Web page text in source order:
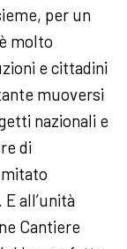
per un
molto
e cittadini
muoversi
nazionali e
di
all’unità
Cantiere